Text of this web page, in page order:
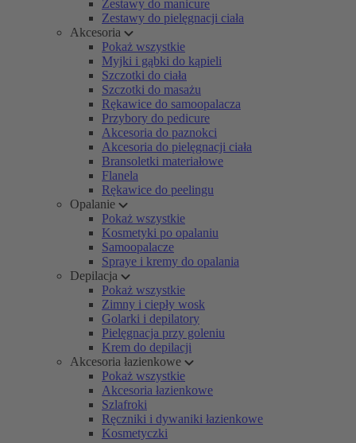
Zestawy do manicure
Zestawy do pielęgnacji ciała
Akcesoria
Pokaż wszystkie
Myjki i gąbki do kąpieli
Szczotki do ciała
Szczotki do masażu
Rękawice do samoopalacza
Przybory do pedicure
Akcesoria do paznokci
Akcesoria do pielęgnacji ciała
Bransoletki materiałowe
Flanela
Rękawice do peelingu
Opalanie
Pokaż wszystkie
Kosmetyki po opalaniu
Samoopalacze
Spraye i kremy do opalania
Depilacja
Pokaż wszystkie
Zimny i ciepły wosk
Golarki i depilatory
Pielęgnacja przy goleniu
Krem do depilacji
Akcesoria łazienkowe
Pokaż wszystkie
Akcesoria łazienkowe
Szlafroki
Ręczniki i dywaniki łazienkowe
Kosmetyczki